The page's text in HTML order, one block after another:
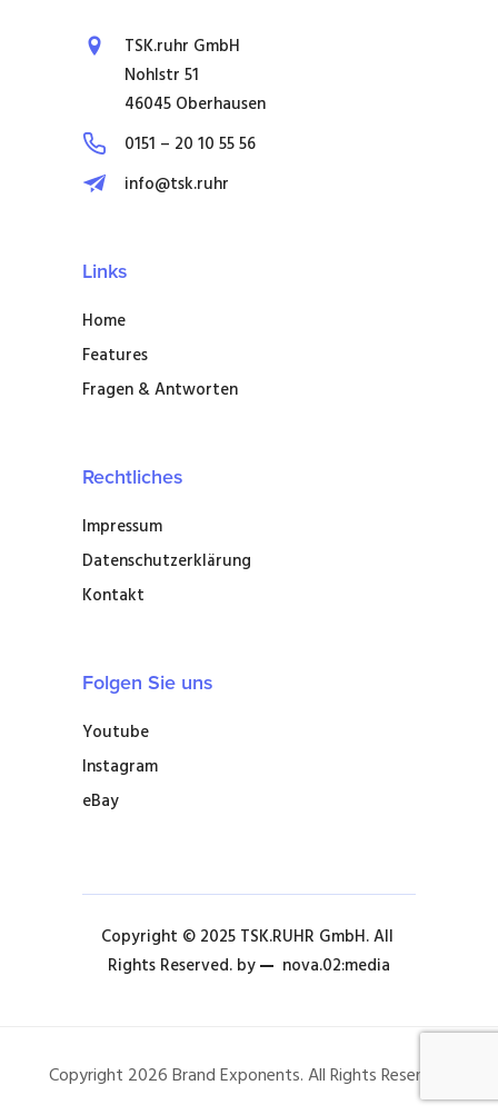
TSK.ruhr GmbH
Nohlstr 51
46045 Oberhausen
0151 – 20 10 55 56
info@tsk.ruhr
Links
Home
Features
Fragen & Antworten
Rechtliches
Impressum
Datenschutzerklärung
Kontakt
Folgen Sie uns
Youtube
Instagram
eBay
Copyright © 2025 TSK.RUHR GmbH. All
Rights Reserved. by
nova.02:media
Copyright 2026 Brand Exponents. All Rights Reserved